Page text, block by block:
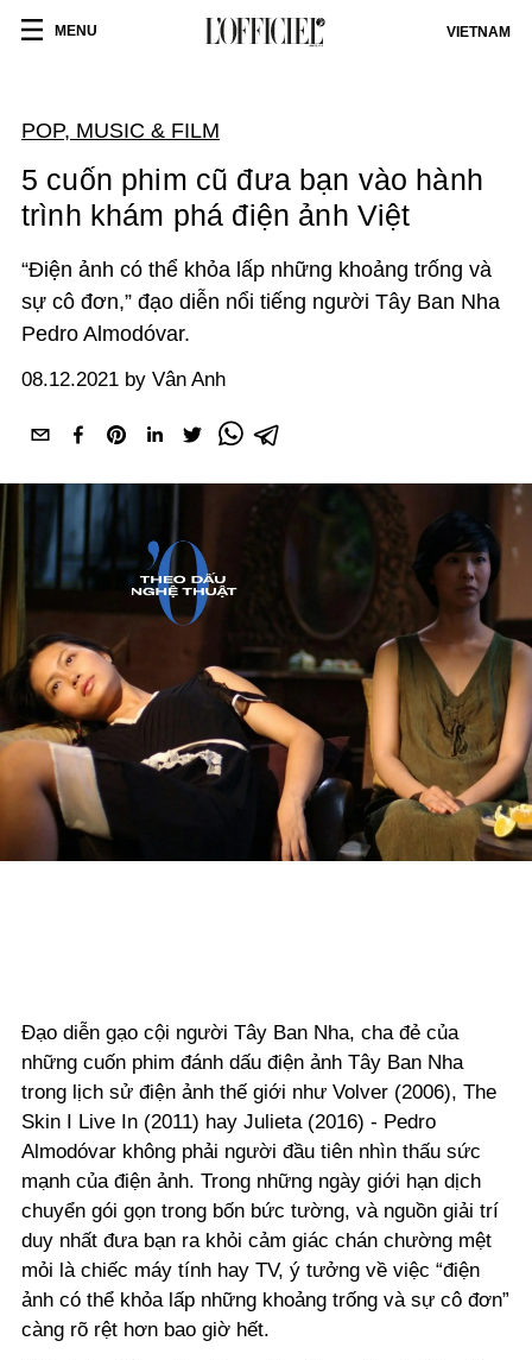
MENU VIETNAM
POP, MUSIC & FILM
5 cuốn phim cũ đưa bạn vào hành
trình khám phá điện ảnh Việt
“Điện ảnh có thể khỏa lấp những khoảng trống và
sự cô đơn,” đạo diễn nổi tiếng người Tây Ban Nha
Pedro Almodóvar.
08.12.2021 by Vân Anh
Đạo diễn gạo cội người Tây Ban Nha, cha đẻ của
những cuốn phim đánh dấu điện ảnh Tây Ban Nha
trong lịch sử điện ảnh thế giới như Volver (2006), The
Skin I Live In (2011) hay Julieta (2016) - Pedro
Almodóvar không phải người đầu tiên nhìn thấu sức
mạnh của điện ảnh. Trong những ngày giới hạn dịch
chuyển gói gọn trong bốn bức tường, và nguồn giải trí
duy nhất đưa bạn ra khỏi cảm giác chán chường mệt
mỏi là chiếc máy tính hay TV, ý tưởng về việc “điện
ảnh có thể khỏa lấp những khoảng trống và sự cô đơn”
càng rõ rệt hơn bao giờ hết.